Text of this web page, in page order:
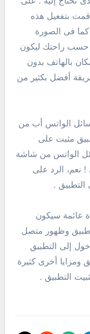
قمت بتفعيل هذه
فى الصورة
حسب راحتك ليكون
بالهاتف بدون
أفضل بكثير من
الواتس أب من
مثبت على
الواتس من شاشة
نعم، الرد على
.
عائمة سيكون
وظهور متصل
إلى التطبيق
ومزايا أخرى كثيرة
التطبيق .